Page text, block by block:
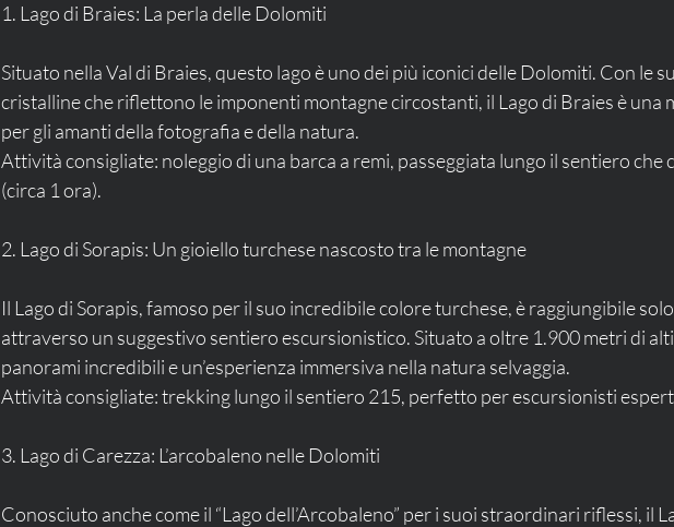
1. Lago di Braies: La perla delle Dolomiti
Situato nella Val di Braies, questo lago è uno dei più iconici delle Dolomiti. Con le
cristalline che riflettono le imponenti montagne circostanti, il Lago di Braies è una
per gli amanti della fotografia e della natura.
Attività consigliate: noleggio di una barca a remi, passeggiata lungo il sentiero che
(circa 1 ora).
2. Lago di Sorapis: Un gioiello turchese nascosto tra le montagne
Il Lago di Sorapis, famoso per il suo incredibile colore turchese, è raggiungibile
attraverso un suggestivo sentiero escursionistico. Situato a oltre 1.900 metri di
panorami incredibili e un’esperienza immersiva nella natura selvaggia.
Attività consigliate: trekking lungo il sentiero 215, perfetto per escursionisti
3. Lago di Carezza: L’arcobaleno nelle Dolomiti
Conosciuto anche come il “Lago dell’Arcobaleno” per i suoi straordinari riflessi, il